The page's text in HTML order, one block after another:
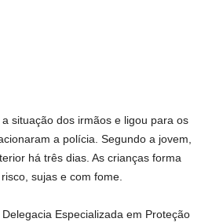
situação dos irmãos e ligou para os
a polícia. Segundo a jovem,
há três dias. As crianças forma
sujas e com fome.
Especializada em Proteção